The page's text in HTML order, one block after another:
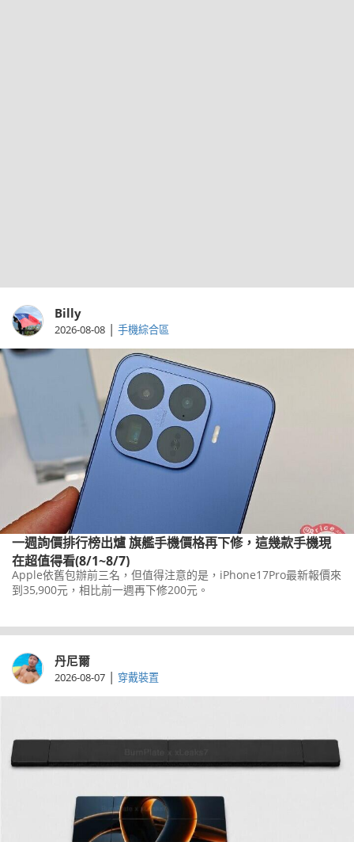
Billy
2026-08-08 | 手機綜合區
一週詢價排行榜出爐 旗艦手機價格再下修，這幾款手機現
在超值得看(8/1~8/7)
Apple依舊包辦前三名，但值得注意的是，iPhone17Pro最新報價來
到35,900元，相比前一週再下修200元。
丹尼爾
2026-08-07 | 穿戴裝置